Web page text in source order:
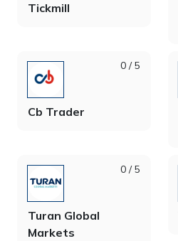
Tickmill
0 / 5
Cb Trader
0 / 5
Turan Global
Markets